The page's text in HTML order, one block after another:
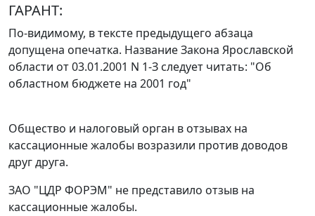
ГАРАНТ:
По-видимому, в тексте предыдущего абзаца
допущена опечатка. НазваниеЗакона Ярославской
области от 03.01.2001 N 1-З следует читать: "Об
областном бюджете на 2001 год"
Общество и налоговый орган в отзывах на
кассационные жалобы возразили против доводов
друг друга.
ЗАО "ЦДР ФОРЭМ" не представило отзыв на
кассационные жалобы.